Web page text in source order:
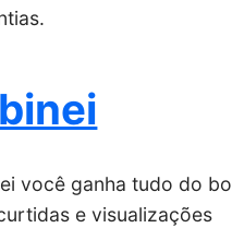
você ganha tudo do
e visualizações